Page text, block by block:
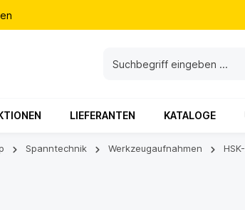
LIEFERANTEN KATALOGE
Spanntechnik Werkzeugaufnahmen